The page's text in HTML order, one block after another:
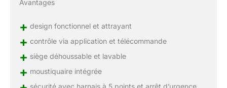
Avantages
+ design fonctionnel et attrayant
+ contrôle via application et télécommande
+ siège déhoussable et lavable
+ moustiquaire intégrée
sécurité avec harnais à 5 points et arrêt d’urgence